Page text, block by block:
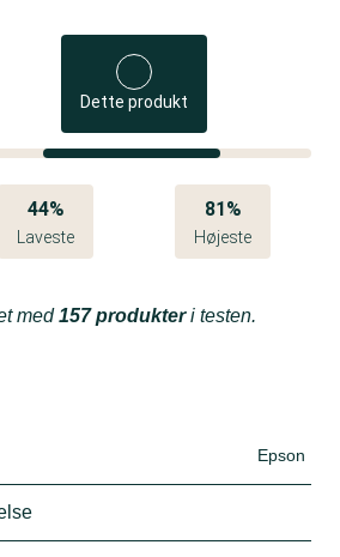
Dette produkt
44%
Laveste
81%
Højeste
med157 produkteri testen.
Epson